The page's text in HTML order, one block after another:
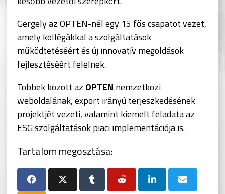
Gergely az OPTEN-nél egy 15 fős csapatot vezet,
amely kollégákkal a szolgáltatások
működtetéséért és új innovatív megoldások
fejlesztéséért felelnek.
Többek között az OPTEN nemzetközi
weboldalának, export irányú terjeszkedésének
projektjét vezeti, valamint kiemelt feladata az
ESG szolgáltatások piaci implementációja is.
Tartalom megosztása: